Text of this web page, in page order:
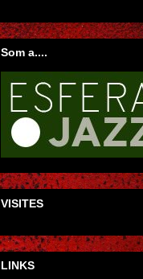
Som a....
VISITES
LINKS